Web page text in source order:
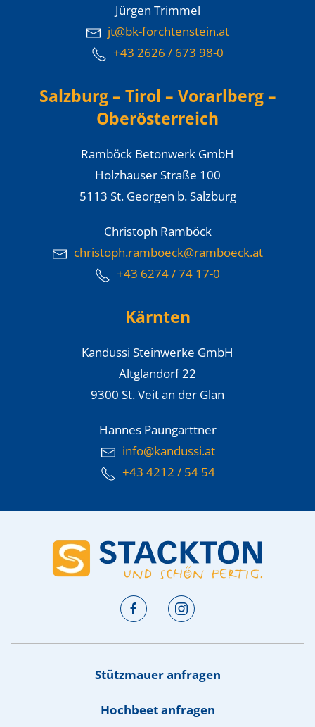
Jürgen Trimmel
jt@bk-forchtenstein.at
+43 2626 / 673 98-0
Salzburg – Tirol – Vorarlberg –
Oberösterreich
Ramböck Betonwerk GmbH
Holzhauser Straße 100
5113 St. Georgen b. Salzburg
Christoph Ramböck
christoph.ramboeck@ramboeck.at
+43 6274 / 74 17-0
Kärnten
Kandussi Steinwerke GmbH
Altglandorf 22
9300 St. Veit an der Glan
Hannes Paungarttner
info@kandussi.at
+43 4212 / 54 54
Stützmauer anfragen
Hochbeet anfragen